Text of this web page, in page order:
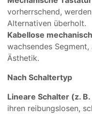
vorherrschend,
Alternativen überholt.
Kabellose
wachsendes
Ästhetik.
Nach Schaltertyp
Lineare Schalter (z.
ihren reibungslosen,